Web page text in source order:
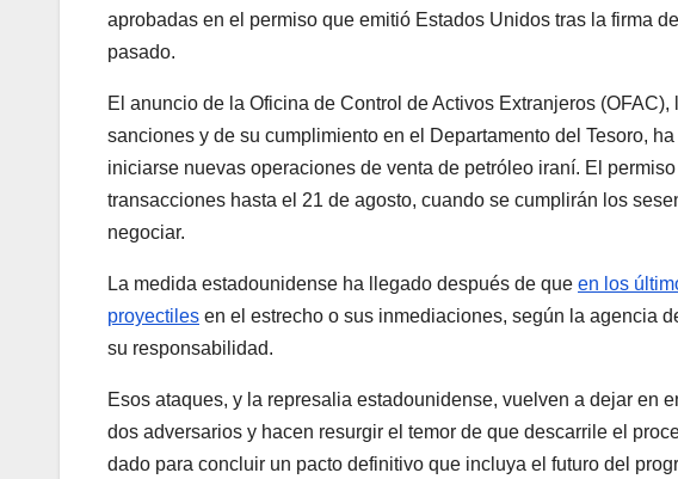
aprobadas en el permiso que emitió Estados Unidos tras la firma
pasado.
El anuncio de la Oficina de Control de Activos Extranjeros
sanciones y de su cumplimiento en el Departamento del Tesoro,
iniciarse nuevas operaciones de venta de petróleo iraní. El
transacciones hasta el 21 de agosto, cuando se cumplirán los
negociar.
La medida estadounidense ha llegado después de que en los
proyectiles en el estrecho o sus inmediaciones, según la agencia
su responsabilidad.
Esos ataques, y la represalia estadounidense, vuelven a dejar en
dos adversarios y hacen resurgir el temor de que descarrile el
dado para concluir un pacto definitivo que incluya el futuro del